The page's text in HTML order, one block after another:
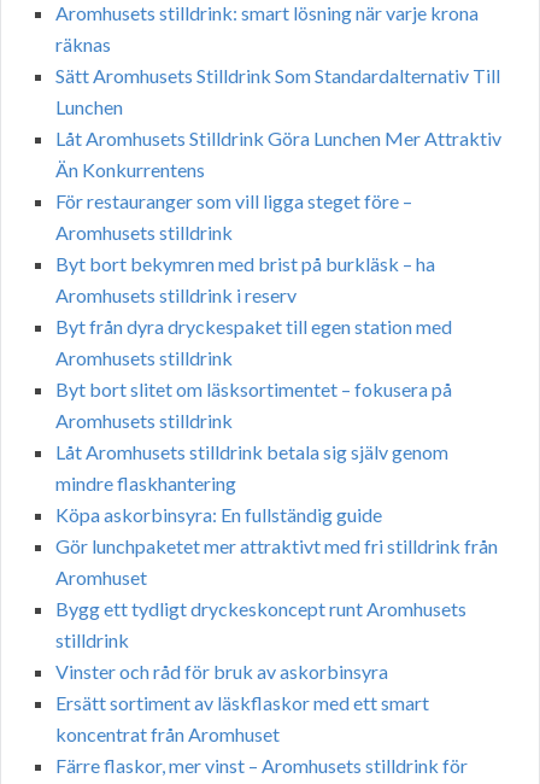
Aromhusets stilldrink: smart lösning när varje krona
räknas
Sätt Aromhusets Stilldrink Som Standardalternativ Till
Lunchen
Låt Aromhusets Stilldrink Göra Lunchen Mer Attraktiv
Än Konkurrentens
För restauranger som vill ligga steget före –
Aromhusets stilldrink
Byt bort bekymren med brist på burkläsk – ha
Aromhusets stilldrink i reserv
Byt från dyra dryckespaket till egen station med
Aromhusets stilldrink
Byt bort slitet om läsksortimentet – fokusera på
Aromhusets stilldrink
Låt Aromhusets stilldrink betala sig själv genom
mindre flaskhantering
Köpa askorbinsyra: En fullständig guide
Gör lunchpaketet mer attraktivt med fri stilldrink från
Aromhuset
Bygg ett tydligt dryckeskoncept runt Aromhusets
stilldrink
Vinster och råd för bruk av askorbinsyra
Ersätt sortiment av läskflaskor med ett smart
koncentrat från Aromhuset
Färre flaskor, mer vinst – Aromhusets stilldrink för